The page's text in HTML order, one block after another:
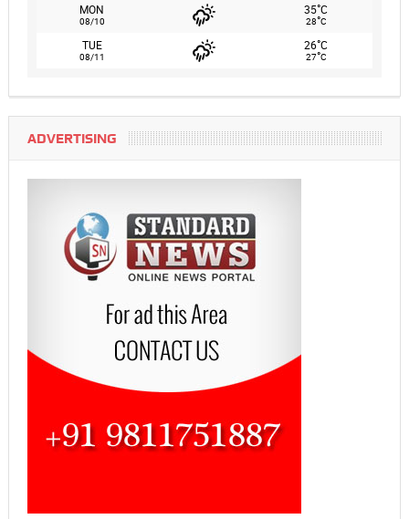
MON
08/10
35°C
28°C
TUE
08/11
26°C
27°C
ADVERTISING